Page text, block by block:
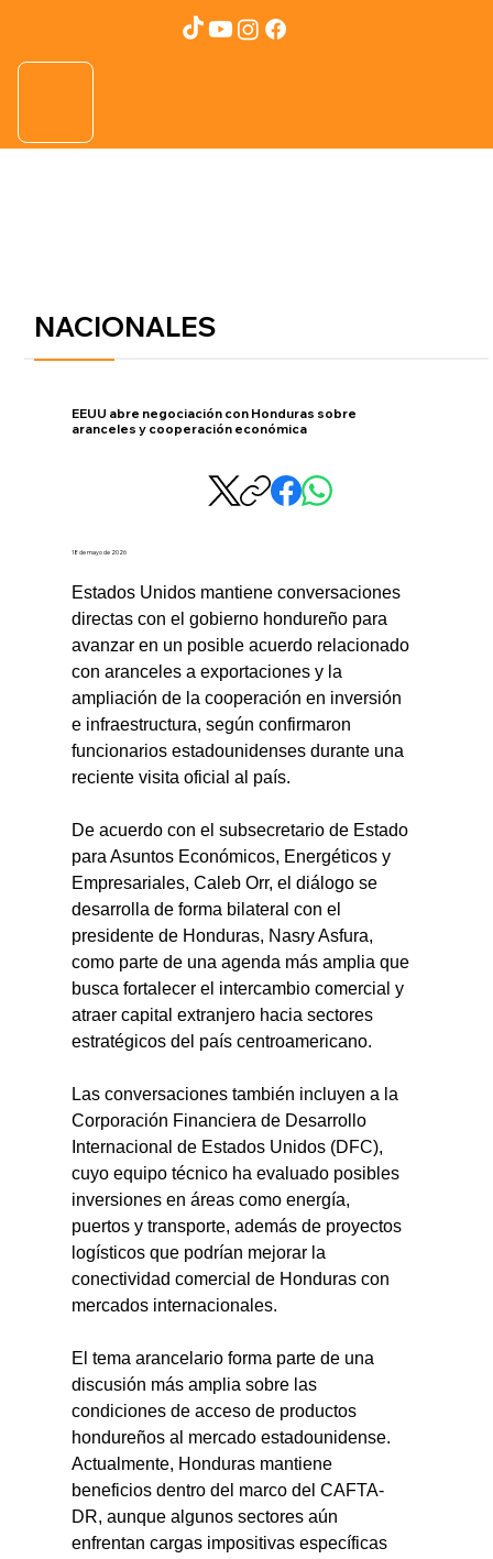
NACIONALES
EEUU abre negociación con Honduras sobre
aranceles y cooperación económica
18 de mayo de 2026
Estados Unidos mantiene conversaciones
directas con el gobierno hondureño para
avanzar en un posible acuerdo relacionado
con aranceles a exportaciones y la
ampliación de la cooperación en inversión
e infraestructura, según confirmaron
funcionarios estadounidenses durante una
reciente visita oficial al país.
De acuerdo con el subsecretario de Estado
para Asuntos Económicos, Energéticos y
Empresariales, Caleb Orr, el diálogo se
desarrolla de forma bilateral con el
presidente de Honduras, Nasry Asfura,
como parte de una agenda más amplia que
busca fortalecer el intercambio comercial y
atraer capital extranjero hacia sectores
estratégicos del país centroamericano.
Las conversaciones también incluyen a la
Corporación Financiera de Desarrollo
Internacional de Estados Unidos (DFC),
cuyo equipo técnico ha evaluado posibles
inversiones en áreas como energía,
puertos y transporte, además de proyectos
logísticos que podrían mejorar la
conectividad comercial de Honduras con
mercados internacionales.
El tema arancelario forma parte de una
discusión más amplia sobre las
condiciones de acceso de productos
hondureños al mercado estadounidense.
Actualmente, Honduras mantiene
beneficios dentro del marco del CAFTA-
DR, aunque algunos sectores aún
enfrentan cargas impositivas específicas